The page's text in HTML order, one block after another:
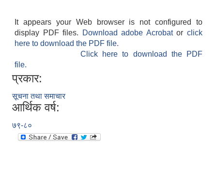
It appears your Web browser is not configured to
display PDF files.
Download adobe Acrobatorclick
here to download the PDF file.
Click here to download the PDF
file.
प्रकार:
सूचना तथा समाचार
आर्थिक वर्ष:
७९-८०